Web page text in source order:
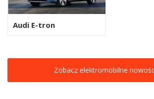
Audi E-tron
Zobacz elektromobilne